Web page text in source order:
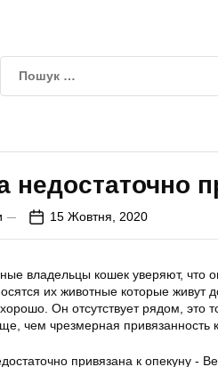
недостаточно
15 Жовтня, 2020
владельцы кошек уверяют, что
их животные которые
Он отсутствует рядом, это
чем чрезмерная привязанность